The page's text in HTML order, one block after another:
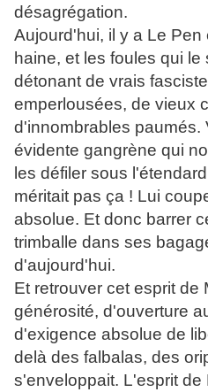
désagrégation.
Aujourd'hui, il y a Le
haine, et les foules qui
détonant de vrais
emperlousées, de vieux
d'innombrables paumés.
évidente gangrène qui
les défiler sous
méritait pas ça ! Lui
absolue. Et donc barrer
trimballe dans ses
d'aujourd'hui.
Et retrouver cet esprit de
générosité, d'ouverture
d'exigence absolue de
delà des falbalas, des
s'enveloppait. L'esprit de